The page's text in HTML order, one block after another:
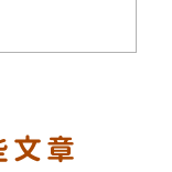
程打造細
文章